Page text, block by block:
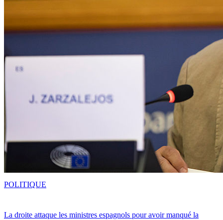
La droite attaque les ministres espagnols pour avoir manqué la
POLITIQUE